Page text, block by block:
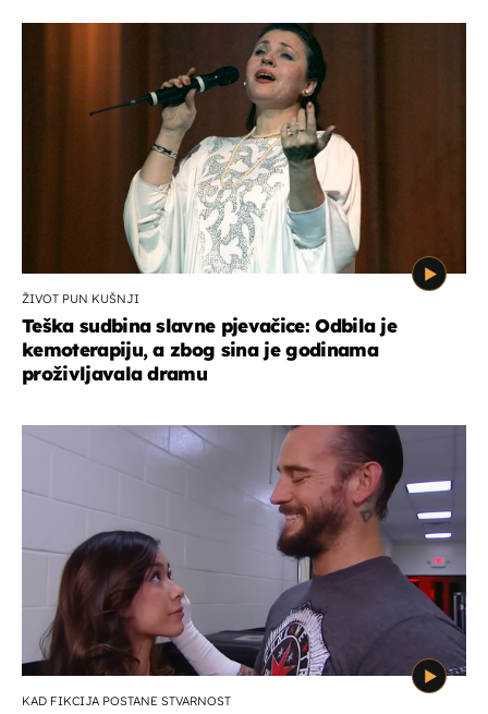
ŽIVOT PUN KUŠNJI
Teška sudbina slavne pjevačice: Odbila je
kemoterapiju, a zbog sina je godinama
proživljavala dramu
KAD FIKCIJA POSTANE STVARNOST